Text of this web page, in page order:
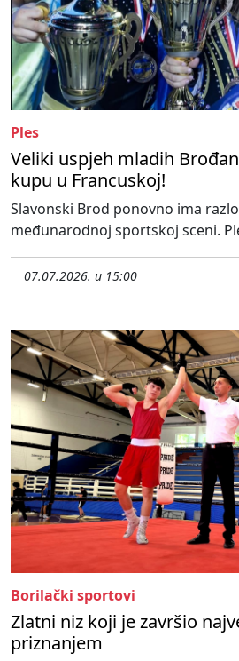
Ples
Veliki uspjeh mladih
kupu u Francuskoj!
Slavonski Brod ponovno ima
međunarodnoj sportskoj sceni.
07.07.2026. u 15:00
Borilački sportovi
Zlatni niz koji je završio
priznanjem